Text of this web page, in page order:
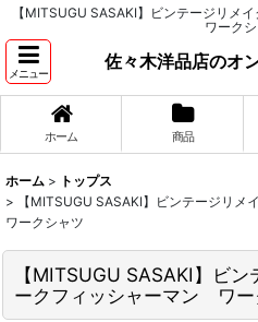
【MITSUGU SASAKI】ビンテージリ
ワーク
メニュー
佐々木洋品店のオ
ホーム 商品
ホーム > トップス
>
【MITSUGU SASAKI】ビンテージリ
ワークシャツ
【MITSUGU SASAKI】ビ
ークフィッシャーマン ワー